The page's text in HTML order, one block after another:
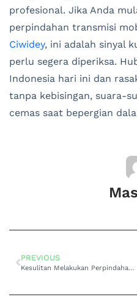
profesional. Jika Anda
perpindahan transmisi
Ciwidey, ini adalah sinyal
perlu segera diperiksa.
Indonesia hari ini dan
tanpa kebisingan, suara-
cemas saat bepergian
PREVIOUS
Kesulitan Melakukan Perpindahan Gigi? Segera Atasi di Bengkel Spesialis Kerusakan Transmisi Mobil Toyota Raize di Lembang